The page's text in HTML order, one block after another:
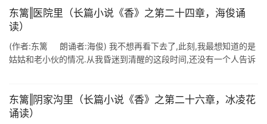
东篱‖医院里（长篇小说《香》之第二十四章，海俊诵
读）
(作者:东篱 朗诵者:海俊) 我不想再看下去了,此刻,我最想知道的是
姑姑和老小伙的情况.从我昏迷到清醒的这段时间,还没有一个人告诉
东篱‖阴家沟里（长篇小说《香》之第二十六章，冰凌花
诵读）